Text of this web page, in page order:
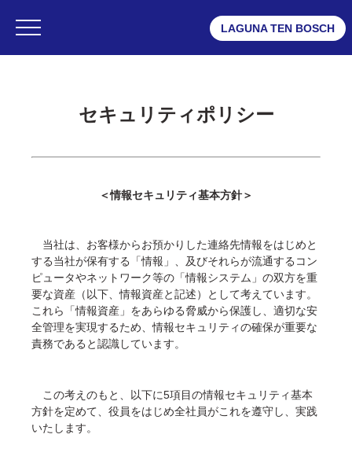
・変なホテル ラグーナテンボス
LAGUNA TEN BOSCH
セキュリティポリシー
＜情報セキュリティ基本方針＞
当社は、お客様からお預かりした連絡先情報をはじめと
する当社が保有する「情報」、及びそれらが流通するコン
ピュータやネットワーク等の「情報システム」の双方を重
要な資産（以下、情報資産と記述）として考えています。
これら「情報資産」をあらゆる脅威から保護し、適切な安
全管理を実現するため、情報セキュリティの確保が重要な
責務であると認識しています。
この考えのもと、以下に5項目の情報セキュリティ基本
方針を定めて、役員をはじめ全社員がこれを遵守し、実践
いたします。